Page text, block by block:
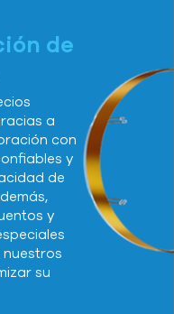
de
a
con
y
de
y
su